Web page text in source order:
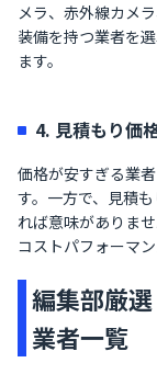
メラ、赤外線カメ
装備を持つ業者を
ます。
4. 見積もり価
価格が安すぎる業
す。一方で、見積
れば意味がありま
コストパフォーマ
編集部厳
業者一覧